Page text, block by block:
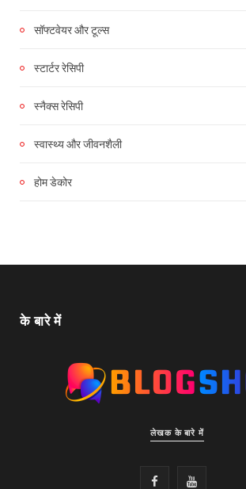
सॉफ्टवेयर और टूल्स
स्टार्टर रेसिपी
स्नैक्स रेसिपी
स्वास्थ्य और जीवनशैली
होम डेकोर
के बारे में
लेखक के बारे में
Y